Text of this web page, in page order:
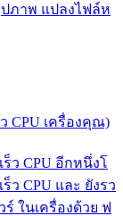
ภาพ แปลงไฟล์ห
CPU เครื่องคุณ)
ว CPU อีกหนึ่งโ
CPU และ ยังรว
ในเครื่องด้วย ฟ